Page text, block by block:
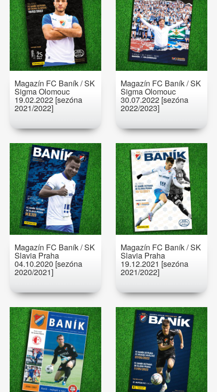
Magazín FC Baník / SK
Sigma Olomouc
19.02.2022 [sezóna
2021/2022]
Magazín FC Baník / SK
Sigma Olomouc
30.07.2022 [sezóna
2022/2023]
Magazín FC Baník / SK
Slavia Praha
04.10.2020 [sezóna
2020/2021]
Magazín FC Baník / SK
Slavia Praha
19.12.2021 [sezóna
2021/2022]